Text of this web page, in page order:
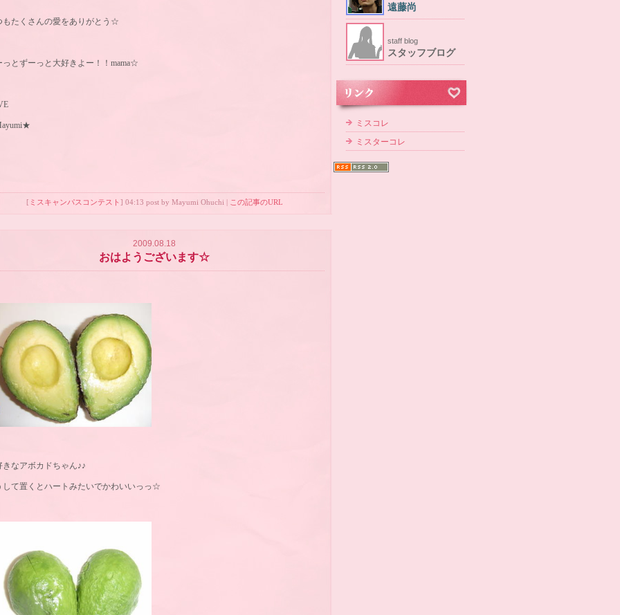
もたくさんの愛をありがとう☆
っとずーっと大好きよー！！mama☆
[ ミスキャンパスコンテスト ] 04:13 post by Mayumi Ohuchi | この記事のURL
2009.08.18
おはようございます☆
きなアボカドちゃん♪♪
して置くとハートみたいでかわいいっっ☆
遠藤尚
staff blog
スタッフブログ
ミスコレ
ミスターコレ